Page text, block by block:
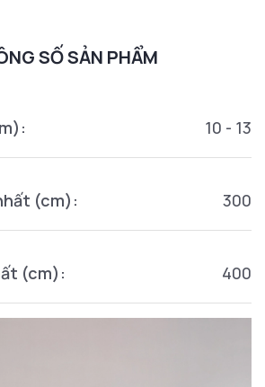
SỐ SẢN PHẨM
10 - 13
(cm): 300
(cm): 400